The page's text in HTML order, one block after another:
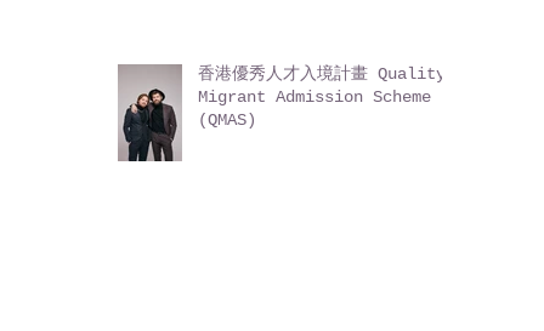
香港優秀人才入境計畫 Quality
Migrant Admission Scheme
(QMAS)